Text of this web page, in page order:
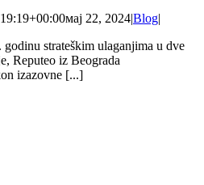
мај 22, 2024|Blog|
strateškim ulaganjima u dve
Reputeo iz Beograda
izazovne [...]